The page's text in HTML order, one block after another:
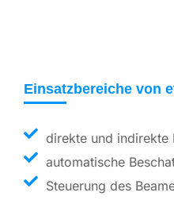
Einsatzbereiche von
direkte und indirekte
automatische
Steuerung des